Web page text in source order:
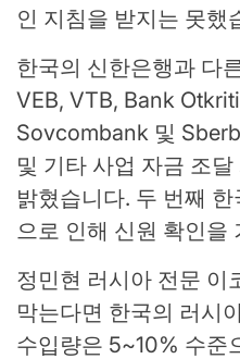
인 지침을 받지는 못했
한국의 신한은행과 다
VEB, VTB, Bank
Sovcombank 및
및 기타 사업 자금 조
밝혔습니다. 두 번째
으로 인해 신원 확인을
정민현 러시아 전문 이
막는다면 한국의 러시
수입량은 5~10% 수준